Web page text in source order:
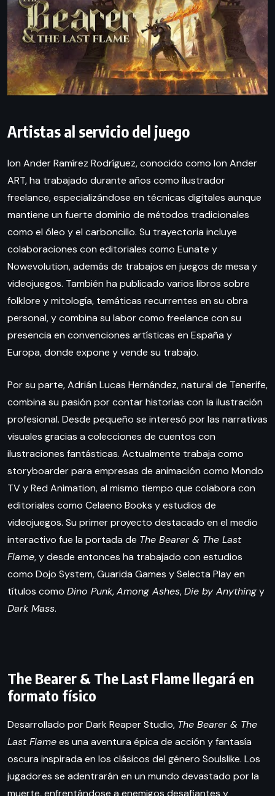
Artistas al servicio del juego
Ion Ander Ramírez Rodríguez, conocido como Ion Ander
ART, ha trabajado durante años como ilustrador
freelance, especializándose en técnicas digitales aunque
mantiene un fuerte dominio de métodos tradicionales
como el óleo y el carboncillo. Su trayectoria incluye
colaboraciones con editoriales como Eunate y
Nowevolution, además de trabajos en juegos de mesa y
videojuegos. También ha publicado varios libros sobre
folklore y mitología, temáticas recurrentes en su obra
personal, y combina su labor como freelance con su
presencia en convenciones artísticas en España y
Europa, donde expone y vende su trabajo.
Por su parte, Adrián Lucas Hernández, natural de Tenerife,
combina su pasión por contar historias con la ilustración
profesional. Desde pequeño se interesó por las narrativas
visuales gracias a colecciones de cuentos con
ilustraciones fantásticas. Actualmente trabaja como
storyboarder para empresas de animación como Mondo
TV y Red Animation, al mismo tiempo que colabora con
editoriales como Celaeno Books y estudios de
videojuegos. Su primer proyecto destacado en el medio
interactivo fue la portada de The Bearer & The Last
Flame, y desde entonces ha trabajado con estudios
como Dojo System, Guarida Games y Selecta Play en
títulos como Dino Punk,Among Ashes,Die by Anythingy
Dark Mass.
The Bearer & The Last Flame llegará en
formato físico
Desarrollado por Dark Reaper Studio, The Bearer & The
Last Flamees una aventura épica de acción y fantasía
oscura inspirada en los clásicos del género Soulslike. Los
jugadores se adentrarán en un mundo devastado por la
muerte, enfrentándose a enemigos desafiantes y